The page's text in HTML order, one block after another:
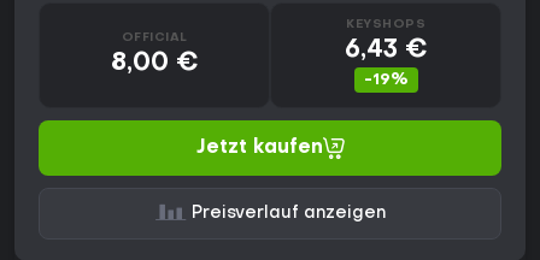
OFFICIAL
8,00 €
KEYSHOPS
6,43 €
-19%
Jetzt kaufen
Preisverlauf anzeigen